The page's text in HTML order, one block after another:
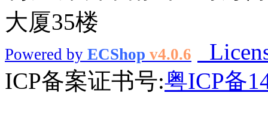
大厦35楼
Powered by ECShop v4.0.6
ICP备案证书号:粤ICP备